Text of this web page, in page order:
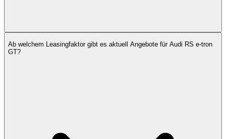
Ab welchem Leasingfaktor gibt es aktuell Angebote für Audi RS e-tron
GT?